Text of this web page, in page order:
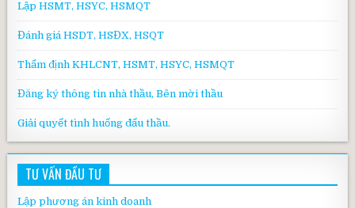
Lập HSMT, HSYC, HSMQT
Đánh giá HSDT, HSĐX, HSQT
Thẩm định KHLCNT, HSMT, HSYC, HSMQT
Đăng ký thông tin nhà thầu, Bên mời thầu
Giải quyết tình huống đấu thầu.
TƯ VẤN ĐẦU TƯ
Lập phương án kinh doanh